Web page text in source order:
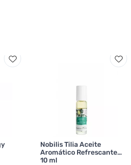
Nobilis Tilia Aceite
Aromático Refrescante
10 ml